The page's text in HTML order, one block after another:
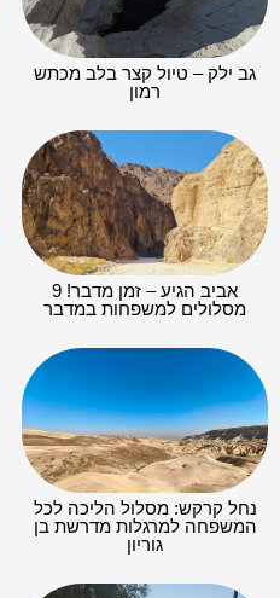
גב ילק – טיול קצר בלב מכתש
רמון
אביב הגיע – זמן מדבר! 9
מסלולים למשפחות במדבר
נחל קרקש: מסלול הליכה לכל
המשפחה למרגלות מדרשת בן
גוריון